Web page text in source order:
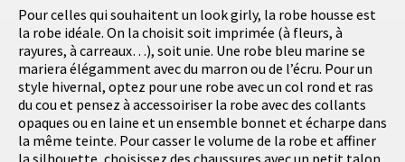
Pour celles qui souhaitent un look girly, la robe housse est
la robe idéale. On la choisit soit imprimée (à fleurs, à
rayures, à carreaux…), soit unie. Une robe bleu marine se
mariera élégamment avec du marron ou de l’écru. Pour un
style hivernal, optez pour une robe avec un col rond et ras
du cou et pensez à accessoiriser la robe avec des collants
opaques ou en laine et un ensemble bonnet et écharpe dans
la même teinte. Pour casser le volume de la robe et affiner